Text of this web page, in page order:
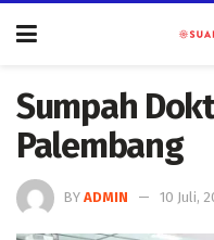
Sumpah
Palembang
BY ADMIN 10 Juli,